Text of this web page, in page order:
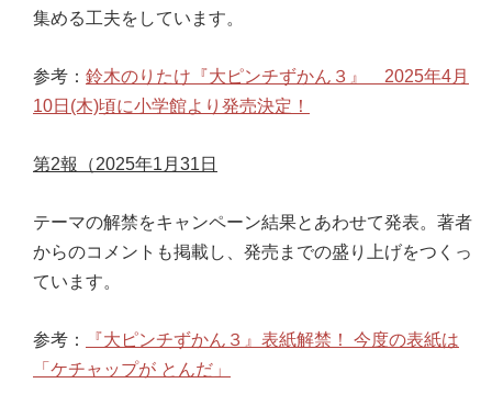
集める工夫をしています。
参考： 鈴木のりたけ『大ピンチずかん３』 2025年4月
10日(木)頃に小学館より発売決定！
第2報（2025年1月31日
テーマの解禁をキャンペーン結果とあわせて発表。著者
からのコメントも掲載し、発売までの盛り上げをつくっ
ています。
参考：
『大ピンチずかん３』表紙解禁！ 今度の表紙は
「ケチャップが とんだ」